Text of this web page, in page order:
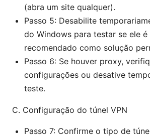
(abra um site qualquer).
Passo 5: Desabilite
do Windows para testar se ele
recomendado como solução
Passo 6: Se houver proxy,
configurações ou desative
teste.
C. Configuração do túnel VPN
Passo 7: Confirme o tipo de